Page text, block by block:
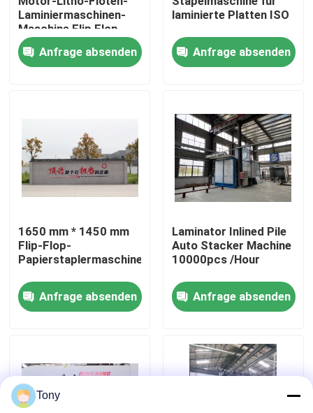
Zu Hause
Produkte
Werksbesichtigung
Qualitätskontrolle
Kontakt mit uns
Bitte um ein Angebot
Flöten-Laminiermaschinen-Maschine
Laminiermaschinen-
Maschine Flip Flop
Stacker
Anfrage absenden
laminierte Platten ISO
Anfrage absenden
1650 mm * 1450 mm
Flip-Flop-
Papierstaplermaschine
Anfrage absenden
Laminator Inlined Pile
Auto Stacker Machine
10000pcs /Hour
Anfrage absenden
Tony